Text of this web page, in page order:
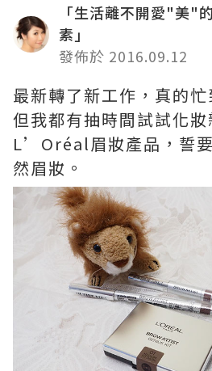
「生活離不開愛"美"
素」
發佈於 2016.09.12
最新轉了新工作，真的忙
但我都有抽時間試試化
L’Oréal眉妝產品，誓
然眉妝。